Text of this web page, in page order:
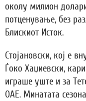
околу милион
потценување, без
Блискиот Исток.
Стојановски, кој е
Ѓоко Хаџиевски,
играше уште и за
ОАЕ. Минатата